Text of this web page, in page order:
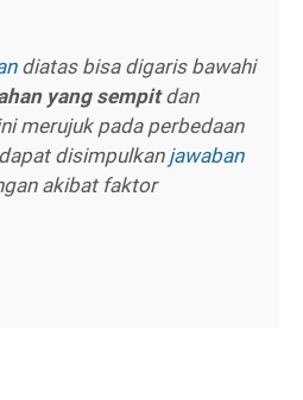
diatas bisa digaris bawahi
yang sempitdan
merujuk pada perbedaan
disimpulkan jawaban
akibat faktor